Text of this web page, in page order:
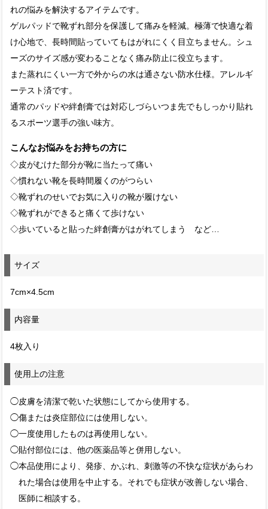
れの悩みを解決するアイテムです。
ゲルパッドで靴ずれ部分を保護して痛みを軽減。極薄で快適な着
け心地で、長時間貼っていてもはがれにくく目立ちません。シュ
ーズのサイズ感が変わることなく痛み防止に役立ちます。
また蒸れにくい一方で外からの水は通さない防水仕様。アレルギ
ーテスト済です。
通常のパッドや絆創膏では対応しづらいつま先でもしっかり貼れ
るスポーツ選手の強い味方。
こんなお悩みをお持ちの方に
◇皮がむけた部分が靴に当たって痛い
◇慣れない靴を長時間履くのがつらい
◇靴ずれのせいでお気に入りの靴が履けない
◇靴ずれができると痛くて歩けない
◇歩いていると貼った絆創膏がはがれてしまう など…
サイズ
7cm×4.5cm
内容量
4枚入り
使用上の注意
◯皮膚を清潔で乾いた状態にしてから使用する。
◯傷または炎症部位には使用しない。
◯一度使用したものは再使用しない。
◯貼付部位には、他の医薬品等と併用しない。
◯本品使用により、発疹、かぶれ、刺激等の不快な症状があらわ
れた場合は使用を中止する。それでも症状が改善しない場合、
医師に相談する。